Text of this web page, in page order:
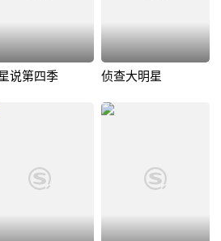
说第四季 侦查大明星